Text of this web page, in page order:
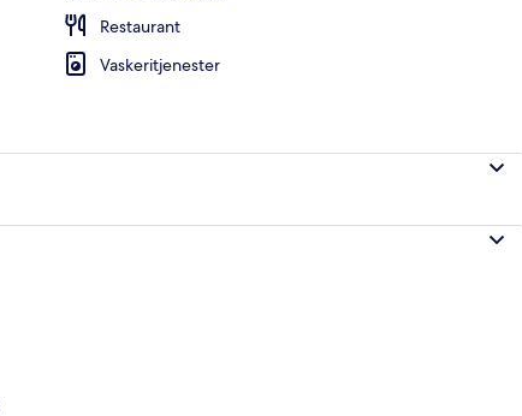
Restaurant
Vaskeritjenester